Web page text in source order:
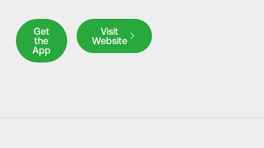
Get
the
App
Get the App
Visit
Website
Visit Website